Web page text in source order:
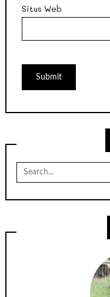
Situs Web
Search
for: